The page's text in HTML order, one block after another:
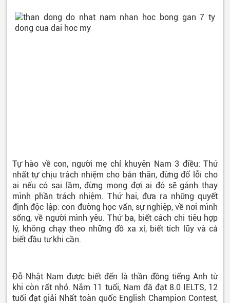
Tự hào về con, người mẹ chỉ khuyên Nam 3 điều: Thứ
nhất tự chịu trách nhiệm cho bản thân, đừng đổ lỗi cho
ai nếu có sai lầm, đừng mong đợi ai đó sẽ gánh thay
mình phần trách nhiệm. Thứ hai, đưa ra những quyết
định độc lập: con đường học vấn, sự nghiệp, về nơi mình
sống, về người mình yêu. Thứ ba, biết cách chi tiêu hợp
lý, không chạy theo những đồ xa xỉ, biết tích lũy và cả
biết đầu tư khi cần.
Đỗ Nhật Nam được biết đến là thần đồng tiếng Anh từ
khi còn rất nhỏ. Năm 11 tuổi, Nam đã đạt 8.0 IELTS, 12
tuổi đạt giải Nhất toàn quốc English Champion Contest,